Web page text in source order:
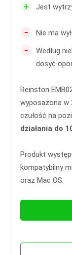
+ Jest
- Nie ma
-
Według
dosyć
Reinston
wyposażona w
czułość na
działania do
Produkt
kompatybilny
oraz Mac OS.